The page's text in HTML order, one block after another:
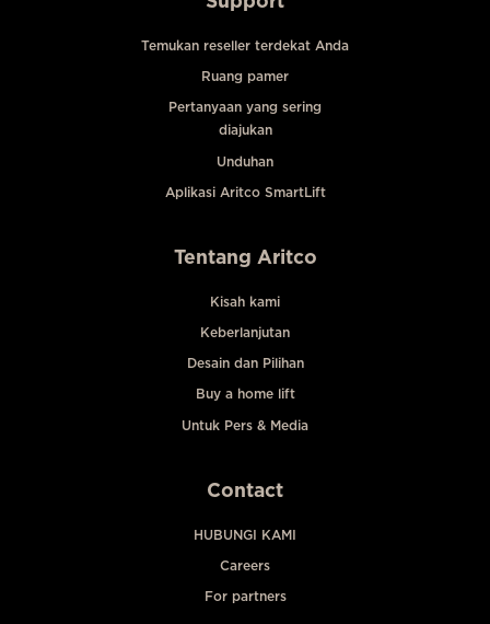
Temukan reseller terdekat Anda
Ruang pamer
Pertanyaan yang sering
diajukan
Unduhan
Aplikasi Aritco SmartLift
Tentang Aritco
Kisah kami
Keberlanjutan
Desain dan Pilihan
Buy a home lift
Untuk Pers & Media
Contact
HUBUNGI KAMI
Careers
For partners